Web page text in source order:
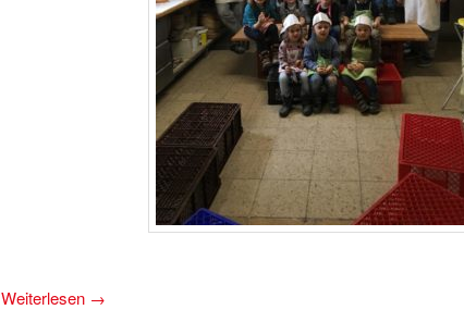
Weiterlesen →